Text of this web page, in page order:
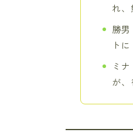
れ
勝
ト
ミ
が